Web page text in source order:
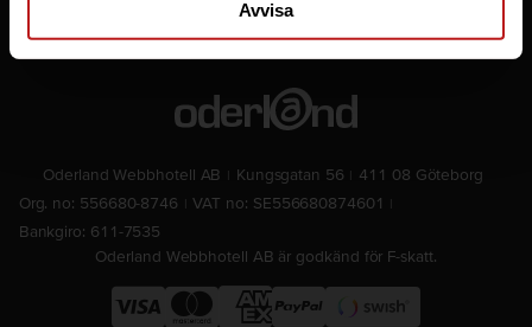
Avvisa
Oderland Webbhotell AB Kungsgatan 56
411 08 Göteborg
Org. no: 556680-8746
VAT no: SE556680874601
Bankgiro: 611-7535
Oderland Webbhotell AB är godkänd för F-skatt.